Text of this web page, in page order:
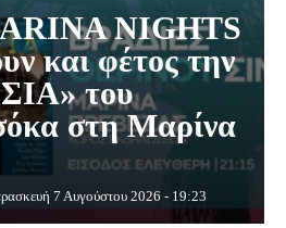
NIGHTS
και φέτος την
του
στη Μαρίνα
7 Αυγούστου 2026 - 19:23